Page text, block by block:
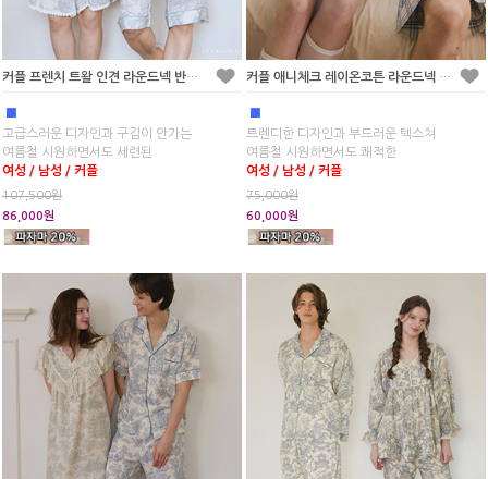
커플 프렌치 트왈 인견 라운드넥 반소매 투피스 잠옷
■
고급스러운 디자인과 구김이 안가는
여름철 시원하면서도 세련된
여성 / 남성 / 커플
107,500원
86,000원
커플 애니체크 레이온코튼 라운드넥 반소매 투피스 잠옷
■
트렌디한 디자인과 부드러운 텍스쳐
여름철 시원하면서도 쾌적한
여성 / 남성 / 커플
75,000원
60,000원